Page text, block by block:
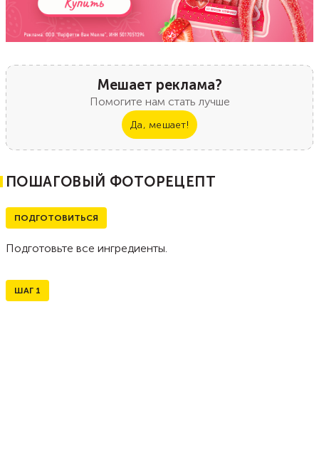
Мешает реклама?
Помогите нам стать лучше
Да, мешает!
ПОШАГОВЫЙ ФОТОРЕЦЕПТ
ПОДГОТОВИТЬСЯ
Подготовьте все ингредиенты.
ШАГ 1